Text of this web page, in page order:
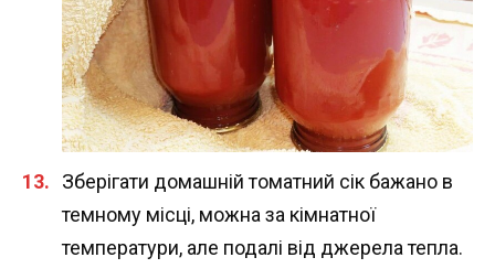
Зберігати домашній томатний сік бажано в
темному місці, можна за кімнатної
температури, але подалі від джерела тепла.